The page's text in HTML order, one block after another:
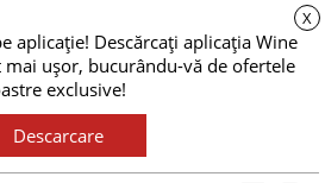
aplicație! Descărcați aplicația Wine
ușor, bucurându-vă de ofertele
exclusive!
X
Descarcare